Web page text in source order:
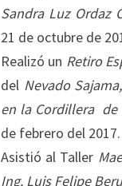
Sandra Luz Ordaz
21 de octubre de
Realizó un Retiro
del Nevado Sajama,
en la Cordillera de
de febrero del 2017.
Asistió al Taller
Ing. Luis Felipe